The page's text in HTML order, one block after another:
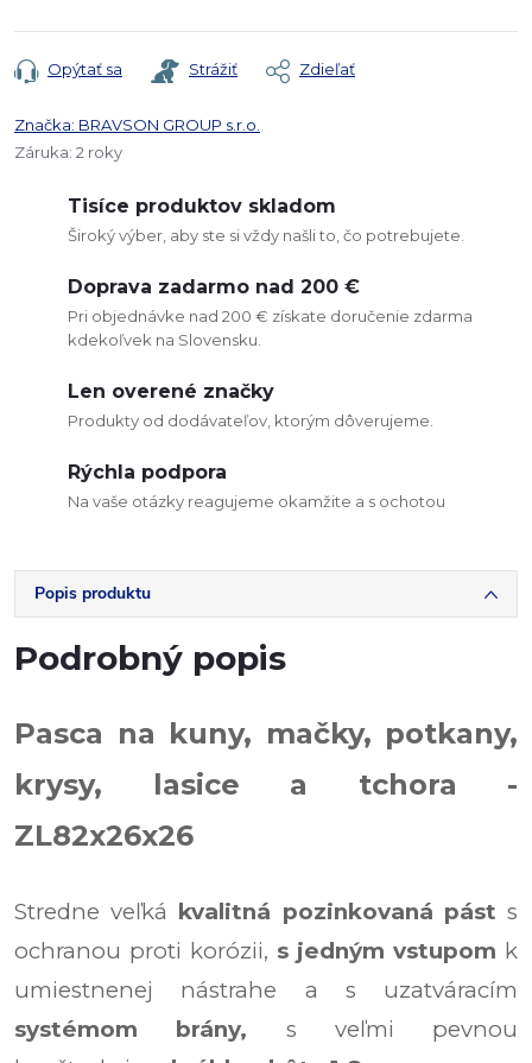
Opýtať sa Strážiť Zdieľať
Značka: BRAVSON GROUP s.r.o.
Záruka: 2 roky
Tisíce produktov skladom
Široký výber, aby ste si vždy našli to, čo potrebujete.
Doprava zadarmo nad 200 €
Pri objednávke nad 200 € získate doručenie zdarma
kdekoľvek na Slovensku.
Len overené značky
Produkty od dodávateľov, ktorým dôverujeme.
Rýchla podpora
Na vaše otázky reagujeme okamžite a s ochotou
Popis produktu
Podrobný popis
Pasca na kuny, mačky, potkany,
krysy, lasice a tchora -
ZL82x26x26
Stredne veľká kvalitná pozinkovaná pást s
ochranou proti korózii, s jedným vstupom k
umiestnenej nástrahe a s uzatváracím
systémom brány, s veľmi pevnou